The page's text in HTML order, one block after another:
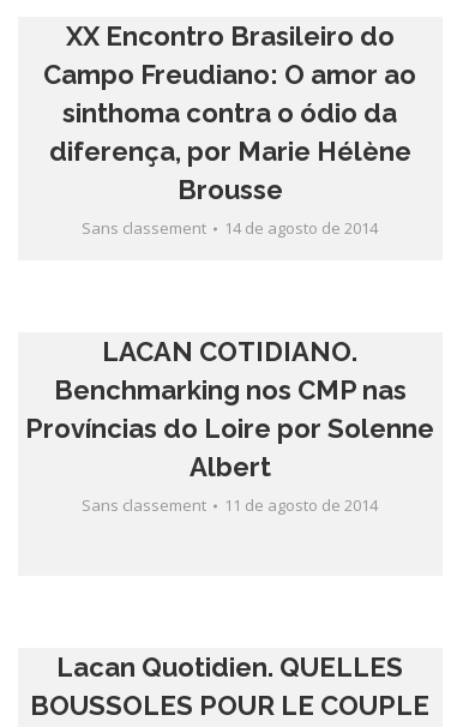
XX Encontro Brasileiro do
Campo Freudiano: O amor ao
sinthoma contra o ódio da
diferença, por Marie Hélène
Brousse
Sans classement 14 de agosto de 2014
LACAN COTIDIANO.
Benchmarking nos CMP nas
Províncias do Loire por Solenne
Albert
Sans classement 11 de agosto de 2014
Lacan Quotidien. QUELLES
BOUSSOLES POUR LE COUPLE